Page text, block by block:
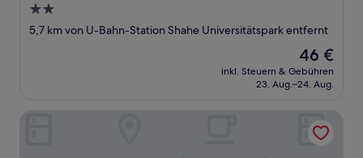
2.0-
Sterne-
5,7 km von U-Bahn-Station Shahe Universitätspark entfernt
Der
Preis
beträgt
46 €
inkl. Steuern & Gebühren
23. Aug.–24. Aug.